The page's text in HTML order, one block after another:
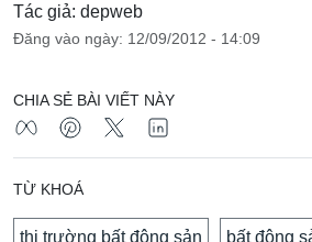
Tác giả: depweb
Đăng vào ngày: 12/09/2012 - 14:09
CHIA SẺ BÀI VIẾT NÀY
TỪ KHOÁ
thị trường bất động sản bất động